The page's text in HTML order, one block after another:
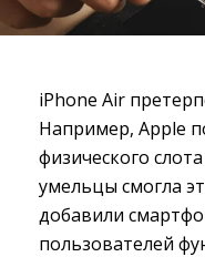
iPhone Air
Например, Apple
физического
умельцы смогла
добавили
пользователей